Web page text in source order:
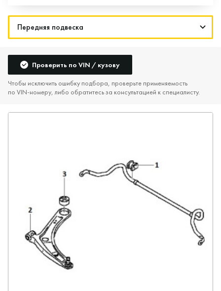
Проверить по VIN / кузову
Чтобы исключить ошибку подбора, проверьте применяемость
по VIN‑номеру, либо обратитесь за консультацией к специалисту.